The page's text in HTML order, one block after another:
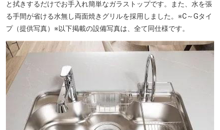
国立科学博物館附属 自然教育園（徒歩21分/約1640m）
と拭きするだけでお手入れ簡単なガラストップです。また、水を張
る手間が省ける水無し両面焼きグリルを採用しました。※C～Gタイ
プ（提供写真）※以下掲載の設備写真は、全て同仕様です。